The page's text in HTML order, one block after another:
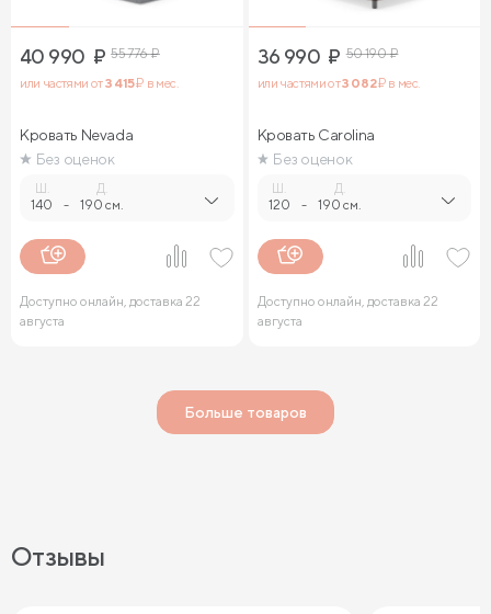
40 990 ₽ 55 776₽
или частями от3 415₽ в мес.
Кровать Nevada
Без оценок
Ш.
140 -
Д.
190 см.
Доступно онлайн, доставка 22
августа
36 990 ₽ 50 190₽
или частями от3 082₽ в мес.
Кровать Carolina
Без оценок
Ш.
120 -
Д.
190 см.
Доступно онлайн, доставка 22
августа
Больше товаров
Отзывы